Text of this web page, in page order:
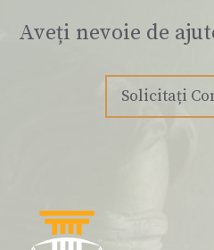
Aveți nevoie de
Solicitați